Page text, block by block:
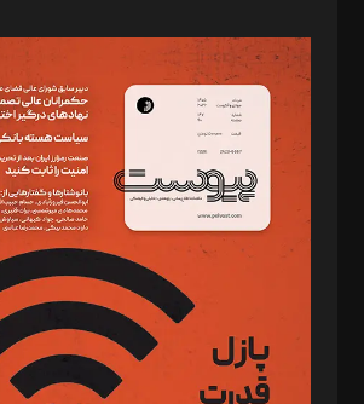
مدیر مسئول: محمدباقر اثنی‌عشری
سردبیر: مهرک محمودی
دبیر تحریریه: میثم قاسمی
د‌بیر ناداستان: سمانه سمیع
د‌بیر خدمت و تجارت: ابوالفضل رجبی
د‌بیر حقوق فناوری: حسام‌الدین ایپکچی
د‌بیر پیوست جهان: مینا پاکدل
د‌بیر تحریریه آنلاین: بابک نقاش
تحریریه‌: مجتبی محمود‌ی، آرش برهمند، یسنا
مصطفی مسجدی آرانی، ابوالفضل رجبی، زهرا فکرانه،
رستمی،مصطفی باستان